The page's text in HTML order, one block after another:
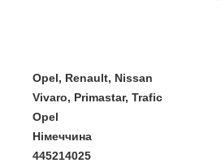
Opel, Renault, Nissan
Vivaro, Primastar, Trafic
Opel
Німеччина
445214025